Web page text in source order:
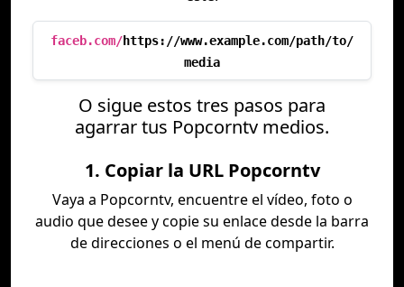
faceb.com/https://www.example.com/path/to/
media
O sigue estos tres pasos para
agarrar tus Popcorntv medios.
1. Copiar la URL Popcorntv
Vaya a Popcorntv, encuentre el vídeo, foto o
audio que desee y copie su enlace desde la barra
de direcciones o el menú de compartir.